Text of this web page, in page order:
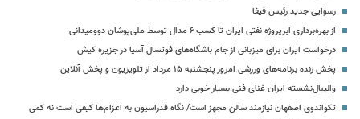
رسوایی جدید رئیس فیفا
از بهره‌برداری ابرپروژه نفتی ایران تا کسب ۶ مدال توسط ملی‌پوشان دوومیدانی
درخواست ایران برای میزبانی از جام باشگاه‌های فوتسال آسیا در جزیره کیش
پخش زنده برنامه‌های ورزشی امروز پنجشنبه ۱۵ مرداد از تلویزیون و پخش آنلاین
والیبال‌نشسته ایران غنای فنی بسیار خوبی دارد
تکواندوی اصفهان نیازمند سالن مجهز است/ نگاه فدراسیون به اعزام‌ها کیفی است نه کمی